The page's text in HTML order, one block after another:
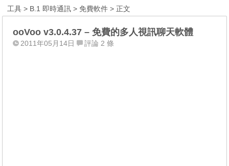
工具 > B.1 即時通訊 >免費軟件 > 正文
ooVoo v3.0.4.37 – 免費的多人視訊聊天軟體
2011年05月14日 評論 2 條